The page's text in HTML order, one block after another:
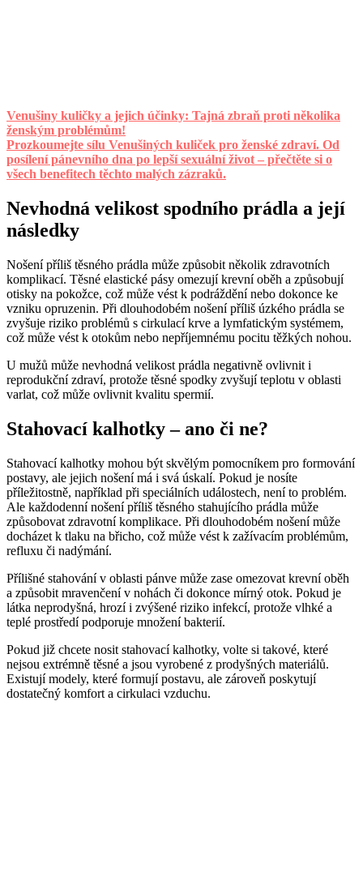
Venušiny kuličky a jejich účinky: Tajná zbraň proti několika
ženským problémům!
Prozkoumejte sílu Venušiných kuliček pro ženské zdraví. Od
posílení pánevního dna po lepší sexuální život – přečtěte si o
všech benefitech těchto malých zázraků.
Nevhodná velikost spodního prádla a její
následky
Nošení příliš těsného prádla může způsobit několik zdravotních
komplikací. Těsné elastické pásy omezují krevní oběh a způsobují
otisky na pokožce, což může vést k podráždění nebo dokonce ke
vzniku opruzenin. Při dlouhodobém nošení příliš úzkého prádla se
zvyšuje riziko problémů s cirkulací krve a lymfatickým systémem,
což může vést k otokům nebo nepříjemnému pocitu těžkých nohou.
U mužů může nevhodná velikost prádla negativně ovlivnit i
reprodukční zdraví, protože těsné spodky zvyšují teplotu v oblasti
varlat, což může ovlivnit kvalitu spermií.
Stahovací kalhotky – ano či ne?
Stahovací kalhotky mohou být skvělým pomocníkem pro formování
postavy, ale jejich nošení má i svá úskalí. Pokud je nosíte
příležitostně, například při speciálních událostech, není to problém.
Ale každodenní nošení příliš těsného stahujícího prádla může
způsobovat zdravotní komplikace. Při dlouhodobém nošení může
docházet k tlaku na břicho, což může vést k zažívacím problémům,
refluxu či nadýmání.
Přílišné stahování v oblasti pánve může zase omezovat krevní oběh
a způsobit mravenčení v nohách či dokonce mírný otok. Pokud je
látka neprodyšná, hrozí i zvýšené riziko infekcí, protože vlhké a
teplé prostředí podporuje množení bakterií.
Pokud již chcete nosit stahovací kalhotky, volte si takové, které
nejsou extrémně těsné a jsou vyrobené z prodyšných materiálů.
Existují modely, které formují postavu, ale zároveň poskytují
dostatečný komfort a cirkulaci vzduchu.